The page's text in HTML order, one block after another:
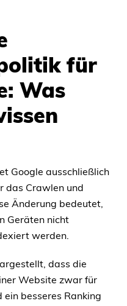
für
Was
Google ausschließlich
das Crawlen und
Änderung bedeutet,
Geräten nicht
werden.
dass die
Website zwar für
besseres Ranking